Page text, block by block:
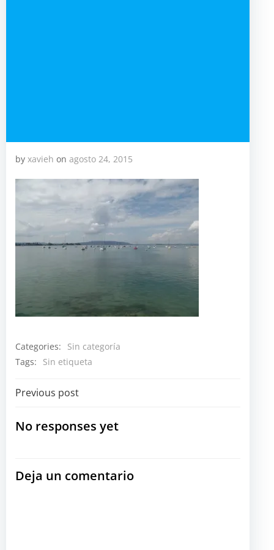
by xavieh on agosto 24, 2015
Categories:
Sin categoría
Tags:
Sin etiqueta
Navegación
por
entradas
Previous post
No responses yet
Deja un comentario